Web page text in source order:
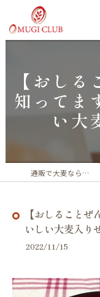
【おし
知ってま
い大
通販で大麦なら福井産100%の大麦倶楽部
【おしること
いしい大麦入り
2022/11/15